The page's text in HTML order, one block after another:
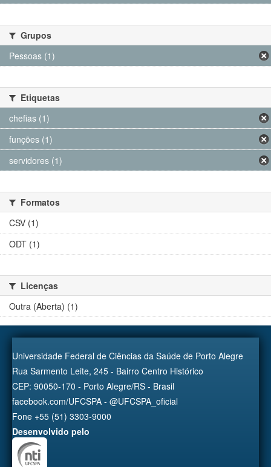
Grupos
Pessoas (1)
Etiquetas
chefias (1)
funções (1)
servidores (1)
Formatos
CSV (1)
ODT (1)
Licenças
Outra (Aberta) (1)
Universidade Federal de Ciências da Saúde de Porto Alegre
Rua Sarmento Leite, 245 - Bairro Centro Histórico
CEP: 90050-170 - Porto Alegre/RS - Brasil
facebook.com/UFCSPA - @UFCSPA_oficial
Fone +55 (51) 3303-9000
Desenvolvido pelo